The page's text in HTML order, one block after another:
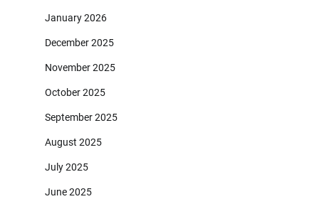
January 2026
December 2025
November 2025
October 2025
September 2025
August 2025
July 2025
June 2025